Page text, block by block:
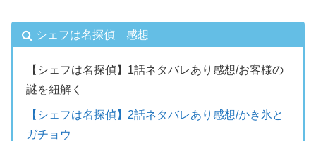
シェフは名探偵 感想
【シェフは名探偵】1話ネタバレあり感想/お客様の
謎を紐解く
【シェフは名探偵】2話ネタバレあり感想/かき氷と
ガチョウ